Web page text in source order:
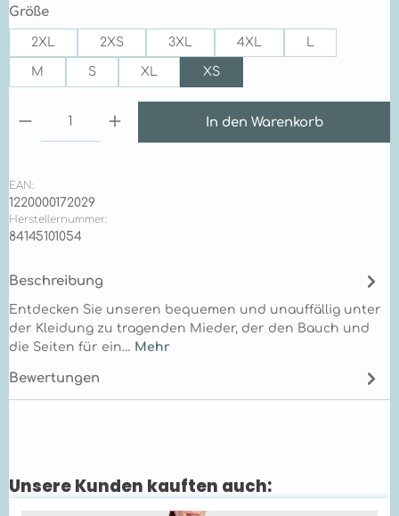
Größeauswählen
2XL 2XS 3XL 4XL L
M S XL XS
Produkt Anzahl: Gib den gewünschten Wert
In den Warenkorb
EAN:
1220000172029
Herstellernummer:
84145101054
Beschreibung
Entdecken Sie unseren bequemen und unauffällig unter
der Kleidung zu tragenden Mieder, der den Bauch und
die Seiten für ein… Mehr
Bewertungen
Produktgalerie überspringen
Unsere Kunden kauften auch: